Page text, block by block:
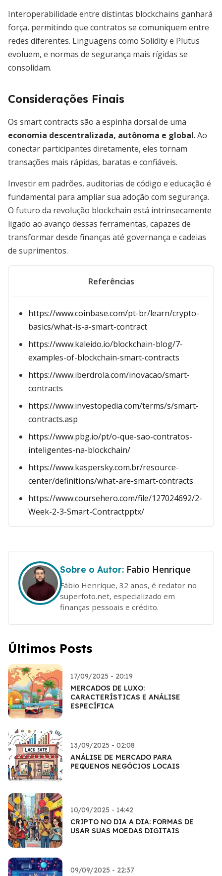
Interoperabilidade entre distintas blockchains ganhará
força, permitindo que contratos se comuniquem entre
redes diferentes. Linguagens como Solidity e Plutus
evoluem, e normas de segurança mais rígidas se
consolidam.
Considerações Finais
Os smart contracts são a espinha dorsal de uma
economia descentralizada, autônoma e global. Ao
conectar participantes diretamente, eles tornam
transações mais rápidas, baratas e confiáveis.
Investir em padrões, auditorias de código e educação é
fundamental para ampliar sua adoção com segurança.
O futuro da revolução blockchain está intrinsecamente
ligado ao avanço dessas ferramentas, capazes de
transformar desde finanças até governança e cadeias
de suprimentos.
Referências
https://www.coinbase.com/pt-br/learn/crypto-
basics/what-is-a-smart-contract
https://www.kaleido.io/blockchain-blog/7-
examples-of-blockchain-smart-contracts
https://www.iberdrola.com/inovacao/smart-
contracts
https://www.investopedia.com/terms/s/smart-
contracts.asp
https://www.pbg.io/pt/o-que-sao-contratos-
inteligentes-na-blockchain/
https://www.kaspersky.com.br/resource-
center/definitions/what-are-smart-contracts
https://www.coursehero.com/file/127024692/2-
Week-2-3-Smart-Contractpptx/
Sobre o Autor: Fabio Henrique
Fábio Henrique, 32 anos, é redator no
superfoto.net, especializado em
finanças pessoais e crédito.
Últimos Posts
17/09/2025 - 20:19
MERCADOS DE LUXO:
CARACTERÍSTICAS E ANÁLISE
ESPECÍFICA
13/09/2025 - 02:08
ANÁLISE DE MERCADO PARA
PEQUENOS NEGÓCIOS LOCAIS
10/09/2025 - 14:42
CRIPTO NO DIA A DIA: FORMAS DE
USAR SUAS MOEDAS DIGITAIS
09/09/2025 - 22:37